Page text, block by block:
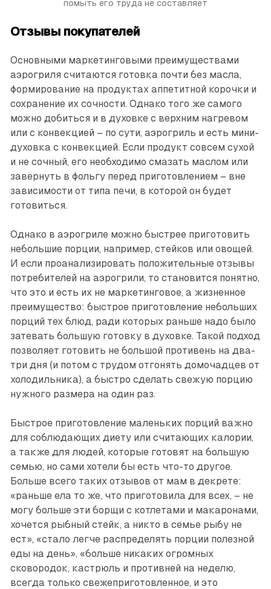
помыть его труда не составляет
Отзывы покупателей
Основными маркетинговыми преимуществами
аэрогриля считаются готовка почти без масла,
формирование на продуктах аппетитной корочки и
сохранение их сочности. Однако того же самого
можно добиться и в духовке с верхним нагревом
или с конвекцией – по сути, аэрогриль и есть мини-
духовка с конвекцией. Если продукт совсем сухой
и не сочный, его необходимо смазать маслом или
завернуть в фольгу перед приготовлением – вне
зависимости от типа печи, в которой он будет
готовиться.
Однако в аэрогриле можно быстрее приготовить
небольшие порции, например, стейков или овощей.
И если проанализировать положительные отзывы
потребителей на аэрогрили, то становится понятно,
что это и есть их не маркетинговое, а жизненное
преимущество: быстрое приготовление небольших
порций тех блюд, ради которых раньше надо было
затевать большую готовку в духовке. Такой подход
позволяет готовить не большой противень на два-
три дня (и потом с трудом отгонять домочадцев от
холодильника), а быстро сделать свежую порцию
нужного размера на один раз.
Быстрое приготовление маленьких порций важно
для соблюдающих диету или считающих калории,
а также для людей, которые готовят на большую
семью, но сами хотели бы есть что-то другое.
Больше всего таких отзывов от мам в декрете:
«раньше ела то же, что приготовила для всех, – не
могу больше эти борщи с котлетами и макаронами,
хочется рыбный стейк, а никто в семье рыбу не
ест», «стало легче распределять порции полезной
еды на день», «больше никаких огромных
сковородок, кастрюль и противней на неделю,
всегда только свежеприготовленное, и это